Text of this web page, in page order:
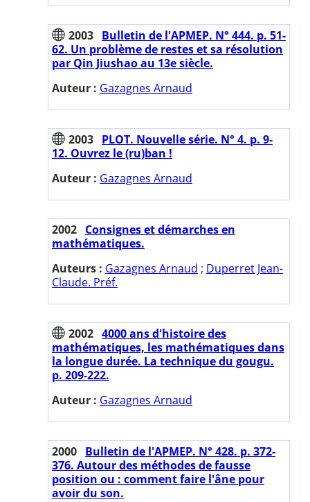
2003 Bulletin de l'APMEP. N° 444. p. 51-
62. Un problème de restes et sa résolution
par Qin Jiushao au 13e siècle.
Auteur : Gazagnes Arnaud
2003 PLOT. Nouvelle série. N° 4. p. 9-
12. Ouvrez le (ru)ban !
Auteur : Gazagnes Arnaud
2002 Consignes et démarches en
mathématiques.
Auteurs : Gazagnes Arnaud ; Duperret Jean-
Claude. Préf.
2002 4000 ans d'histoire des
mathématiques, les mathématiques dans
la longue durée. La technique du gougu.
p. 209-222.
Auteur : Gazagnes Arnaud
2000 Bulletin de l'APMEP. N° 428. p. 372-
376. Autour des méthodes de fausse
position ou : comment faire l'âne pour
avoir du son.